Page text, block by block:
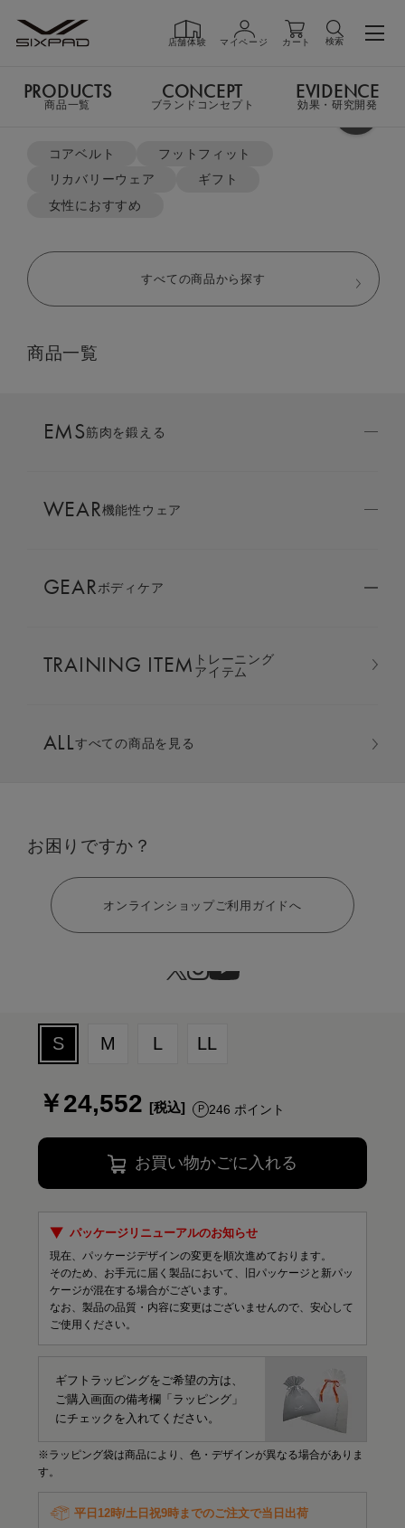
店舗体験 マイページ カート 検索
PRODUCTS商品一覧
GIFT ギフト
LIVE SHOPPING
AMBASSADOR
SIXPAD APP
COLUMN
LARGE ORDER ⼤⼝注⽂窓⼝
MULTI EMS
よく検索されているキーワード
コアベルト
フットフィット
リカバリーウェア
ギフト
女性におすすめ
すべての商品から探す
商品一覧
EMS筋肉を鍛える
WEAR機能性ウェア
GEARボディケア
TRAINING ITEM トレーニング
アイテム
ALLすべての商品を見る
お困りですか？
オンラインショップご利用ガイドへ
PRODUCTS
商品一覧
CONCEPT
ブランドコンセプト
EVIDENCE
効果・研究開発
上下セット
S M L LL
￥24,552 246 ポイント
お買い物かごに入れる
パッケージリニューアルのお知らせ
現在、パッケージデザインの変更を順次進めております。
そのため、お手元に届く製品において、旧パッケージと新パッ
ケージが混在する場合がございます。
なお、製品の品質・内容に変更はございませんので、安心して
ご使用ください。
ギフトラッピングをご希望の方は、
ご購入画面の備考欄「ラッピング」
にチェックを入れてください。
※ラッピング袋は商品により、色・デザインが異なる場合がありま
す。
平日12時/土日祝9時までのご注文で当日出荷